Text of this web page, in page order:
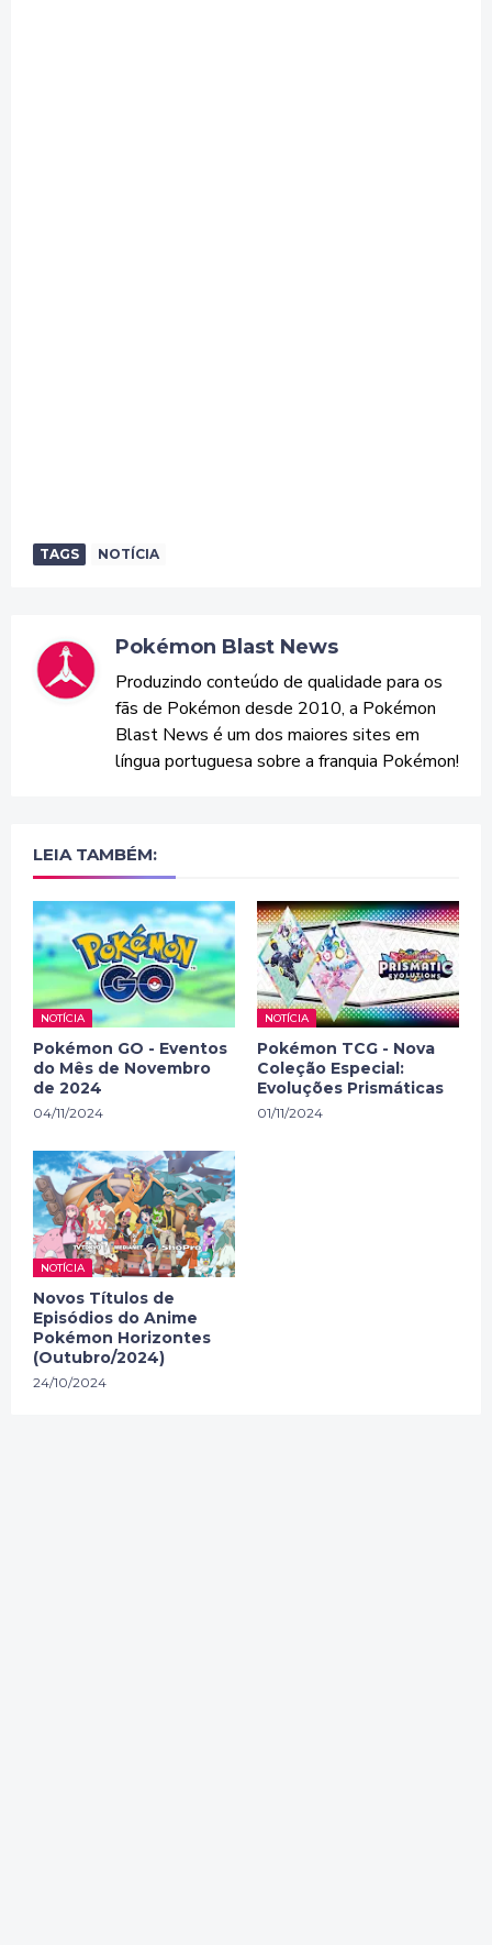
TAGS NOTÍCIA
Pokémon Blast News
Produzindo conteúdo de qualidade para os
fãs de Pokémon desde 2010, a Pokémon
Blast News é um dos maiores sites em
língua portuguesa sobre a franquia Pokémon!
LEIA TAMBÉM:
NOTÍCIA
Pokémon GO - Eventos
do Mês de Novembro
de 2024
04/11/2024
NOTÍCIA
Pokémon TCG - Nova
Coleção Especial:
Evoluções Prismáticas
01/11/2024
NOTÍCIA
Novos Títulos de
Episódios do Anime
Pokémon Horizontes
(Outubro/2024)
24/10/2024